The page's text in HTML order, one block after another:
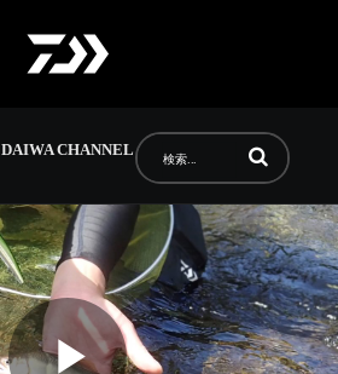
DAIWA CHANNEL 動画の検索語句